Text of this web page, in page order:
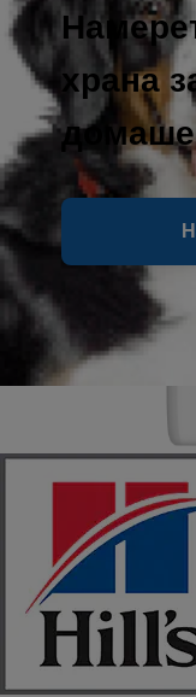
храна
Hill's Vet